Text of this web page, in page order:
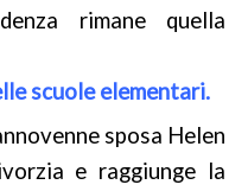
rimane quella
scuole elementari.
sposa Helen
e raggiunge la